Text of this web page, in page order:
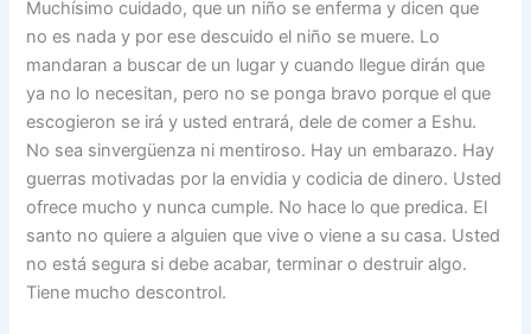
Muchísimo cuidado, que un niño se enferma y dicen que
no es nada y por ese descuido el niño se muere. Lo
mandaran a buscar de un lugar y cuando llegue dirán que
ya no lo necesitan, pero no se ponga bravo porque el que
escogieron se irá y usted entrará, dele de comer a Eshu.
No sea sinvergüenza ni mentiroso. Hay un embarazo. Hay
guerras motivadas por la envidia y codicia de dinero. Usted
ofrece mucho y nunca cumple. No hace lo que predica. El
santo no quiere a alguien que vive o viene a su casa. Usted
no está segura si debe acabar, terminar o destruir algo.
Tiene mucho descontrol.